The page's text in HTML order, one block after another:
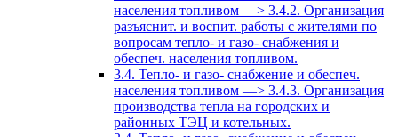
населения топливом —> 3.4.2. Организация
разъяснит. и воспит. работы с жителями по
вопросам тепло- и газо- снабжения и
обеспеч. населения топливом.
3.4. Тепло- и газо- снабжение и обеспеч.
населения топливом —> 3.4.3. Организация
производства тепла на городских и
районных ТЭЦ и котельных.